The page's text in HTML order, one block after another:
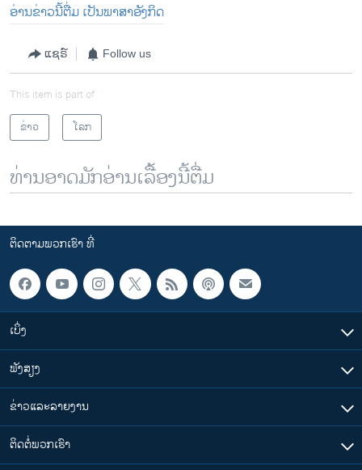
ອ່ານ​ຂ່າວນີ້​ຕື່ມ​ ເປັນ​ພາ​ສາ​ອັງ​ກິດ
ແຊຣ໌ Follow us
This item is part of
ຂ່າວ
ໂລກ
ທ່ານອາດມັກອ່ານເລື້ອງນີ້ຕື່ມ
ຕິດຕາມພວກເຮົາ ທີ່
ເບິ່ງ
ຟັງສຽງ
ຂ່າວແລະລາຍງານ
ຕິດຕໍ່ພວກເຮົາ